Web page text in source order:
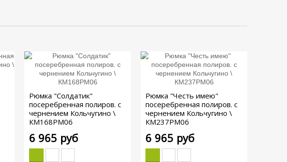
Рюмка "Солдатик"
посеребренная полиров. с
чернением Кольчугино \
КМ168РМ06
6 965 руб
Рюмка "Честь имею"
посеребренная полиров. с
чернением Кольчугино \
КМ237РМ06
6 965 руб